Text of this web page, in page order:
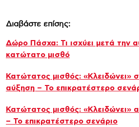
Διαβάστε επίσης:
Δώρο Πάσχα: Τι ισχύει μετά την
κατώτατο μισθό
Κατώτατος μισθός: «Κλειδώνει»
αύξηση – Το επικρατέστερο
Κατώτατος μισθός: «Κλειδώνει»
– Το επικρατέστερο σενάριο